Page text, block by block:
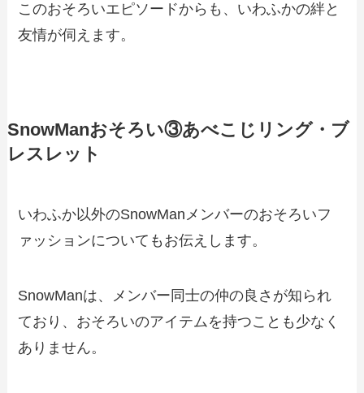
このおそろいエピソードからも、いわふかの絆と
友情が伺えます。
SnowManおそろい③あべこじリング・ブ
レスレット
いわふか以外のSnowManメンバーのおそろいフ
ァッションについてもお伝えします。
SnowManは、メンバー同士の仲の良さが知られ
ており、おそろいのアイテムを持つことも少なく
ありません。